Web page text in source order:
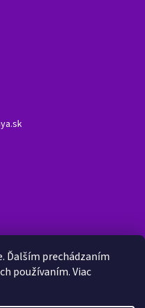
Ďalším prechádzaním
používaním. Viac